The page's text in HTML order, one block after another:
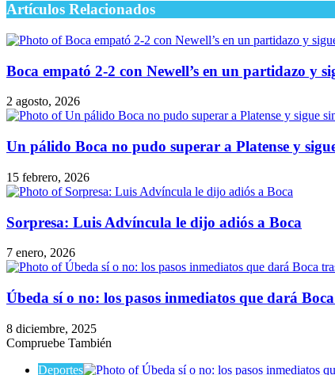
Artículos Relacionados
Boca empató 2-2 con Newell’s en un partidazo y
2 agosto, 2026
Un pálido Boca no pudo superar a Platense y
15 febrero, 2026
Sorpresa: Luis Advíncula le dijo adiós a Boca
7 enero, 2026
Úbeda sí o no: los pasos inmediatos que dará
8 diciembre, 2025
Compruebe También
Deportes